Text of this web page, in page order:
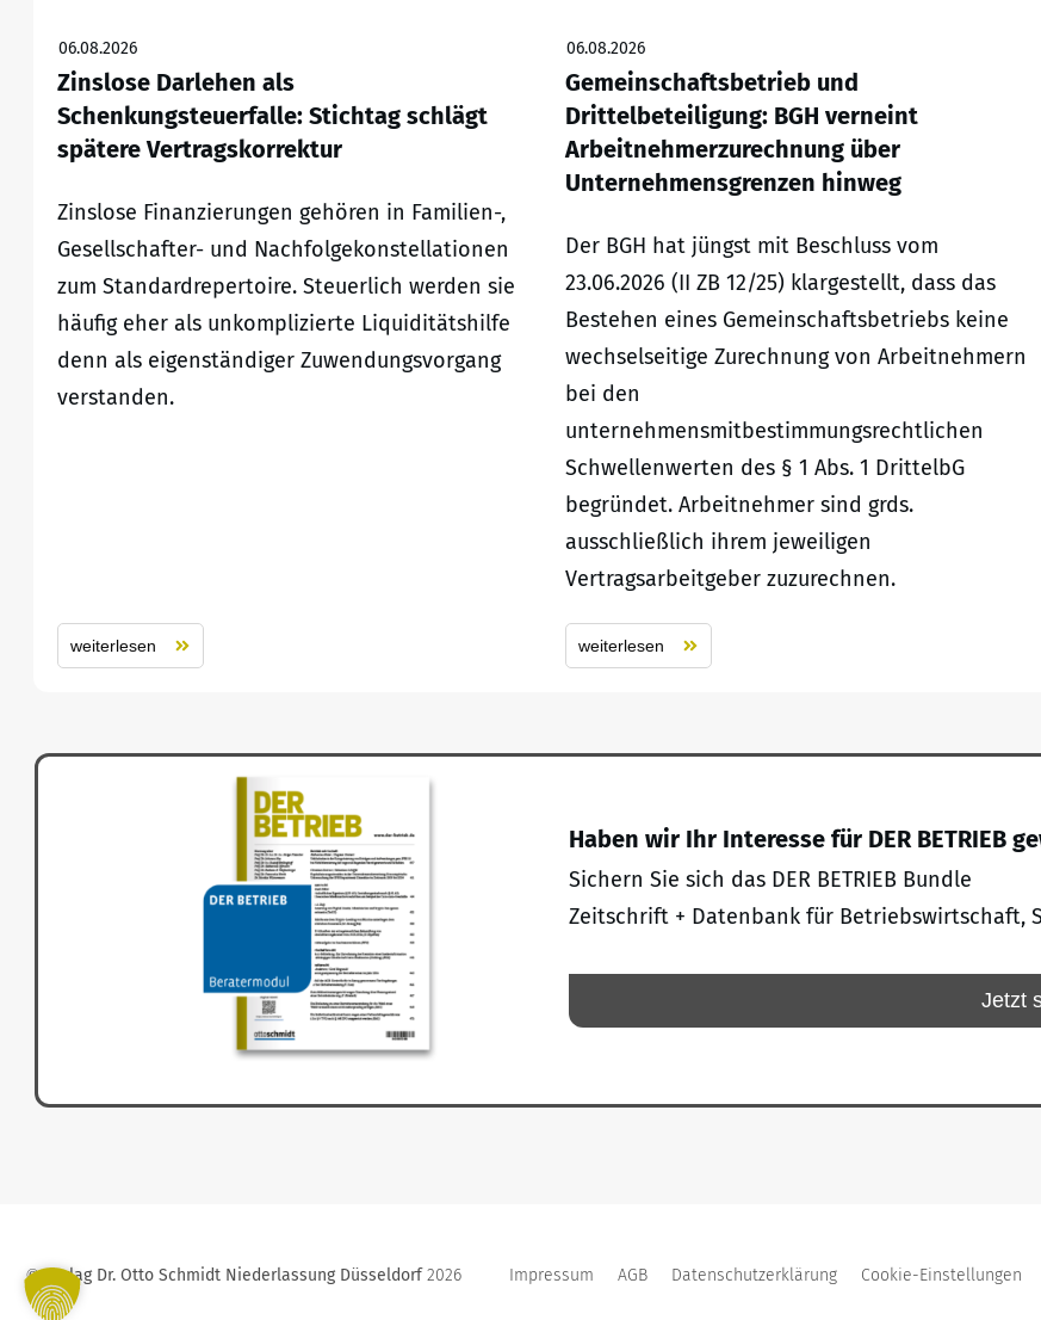
06.08.2026
Zinslose Darlehen als
Schenkungsteuerfalle: Stichtag schlägt
spätere Vertragskorrektur
Zinslose Finanzierungen gehören in Familien-,
Gesellschafter- und Nachfolgekonstellationen
zum Standardrepertoire. Steuerlich werden sie
häufig eher als unkomplizierte Liquiditätshilfe
denn als eigenständiger Zuwendungsvorgang
verstanden.
weiterlesen
06.08.2026
Gemeinschaftsbetrieb und
Drittelbeteiligung: BGH verneint
Arbeitnehmerzurechnung über
Unternehmensgrenzen hinweg
Der BGH hat jüngst mit Beschluss vom
23.06.2026 (II ZB 12/25) klargestellt, dass das
Bestehen eines Gemeinschaftsbetriebs keine
wechselseitige Zurechnung von Arbeitnehmern
bei den
unternehmensmitbestimmungsrechtlichen
Schwellenwerten des § 1 Abs. 1 DrittelbG
begründet. Arbeitnehmer sind grds.
ausschließlich ihrem jeweiligen
Vertragsarbeitgeber zuzurechnen.
weiterlesen
Haben wir Ihr Interesse für DER BETRIEB
Sichern Sie sich das DER BETRIEB Bundle
Zeitschrift + Datenbank für Betriebswirtschaft,
Jetzt
©Verlag Dr. Otto Schmidt Niederlassung Düsseldorf 2026 Impressum AGB Datenschutzerklärung Cookie-Einstellungen